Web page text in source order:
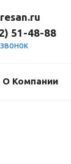
51-48-88
О Компании